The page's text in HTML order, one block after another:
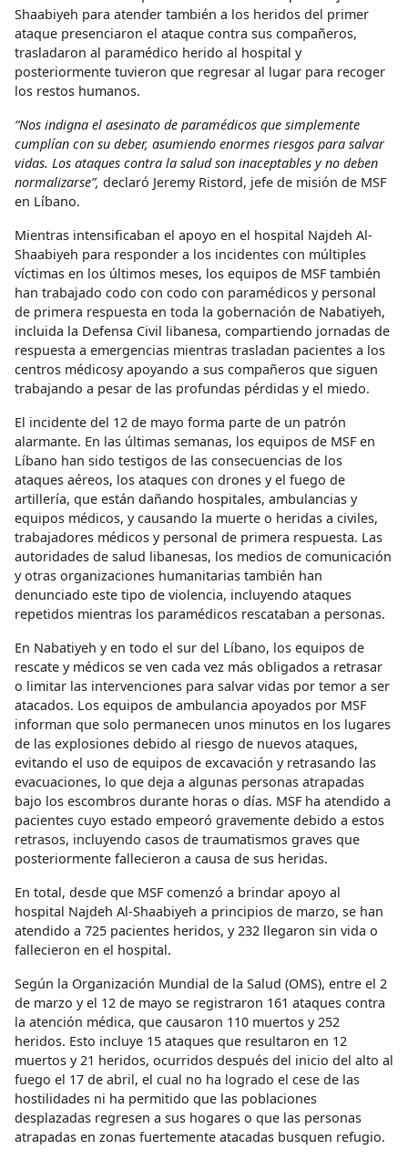
Shaabiyeh para atender también a los heridos del primer
ataque presenciaron el ataque contra sus compañeros,
trasladaron al paramédico herido al hospital y
posteriormente tuvieron que regresar al lugar para recoger
los restos humanos.
“Nos indigna el asesinato de paramédicos que simplemente
cumplían con su deber, asumiendo enormes riesgos para salvar
vidas. Los ataques contra la salud son inaceptables y no deben
normalizarse”, declaró Jeremy Ristord, jefe de misión de MSF
en Líbano.
Mientras intensificaban el apoyo en el hospital Najdeh Al-
Shaabiyeh para responder a los incidentes con múltiples
víctimas en los últimos meses, los equipos de MSF también
han trabajado codo con codo con paramédicos y personal
de primera respuesta en toda la gobernación de Nabatiyeh,
incluida la Defensa Civil libanesa, compartiendo jornadas de
respuesta a emergencias mientras trasladan pacientes a los
centros médicosy apoyando a sus compañeros que siguen
trabajando a pesar de las profundas pérdidas y el miedo.
El incidente del 12 de mayo forma parte de un patrón
alarmante. En las últimas semanas, los equipos de MSF en
Líbano han sido testigos de las consecuencias de los
ataques aéreos, los ataques con drones y el fuego de
artillería, que están dañando hospitales, ambulancias y
equipos médicos, y causando la muerte o heridas a civiles,
trabajadores médicos y personal de primera respuesta. Las
autoridades de salud libanesas, los medios de comunicación
y otras organizaciones humanitarias también han
denunciado este tipo de violencia, incluyendo ataques
repetidos mientras los paramédicos rescataban a personas.
En Nabatiyeh y en todo el sur del Líbano, los equipos de
rescate y médicos se ven cada vez más obligados a retrasar
o limitar las intervenciones para salvar vidas por temor a ser
atacados. Los equipos de ambulancia apoyados por MSF
informan que solo permanecen unos minutos en los lugares
de las explosiones debido al riesgo de nuevos ataques,
evitando el uso de equipos de excavación y retrasando las
evacuaciones, lo que deja a algunas personas atrapadas
bajo los escombros durante horas o días. MSF ha atendido a
pacientes cuyo estado empeoró gravemente debido a estos
retrasos, incluyendo casos de traumatismos graves que
posteriormente fallecieron a causa de sus heridas.
En total, desde que MSF comenzó a brindar apoyo al
hospital Najdeh Al-Shaabiyeh a principios de marzo, se han
atendido a 725 pacientes heridos, y 232 llegaron sin vida o
fallecieron en el hospital.
Según la Organización Mundial de la Salud (OMS), entre el 2
de marzo y el 12 de mayo se registraron 161 ataques contra
la atención médica, que causaron 110 muertos y 252
heridos. Esto incluye 15 ataques que resultaron en 12
muertos y 21 heridos, ocurridos después del inicio del alto al
fuego el 17 de abril, el cual no ha logrado el cese de las
hostilidades ni ha permitido que las poblaciones
desplazadas regresen a sus hogares o que las personas
atrapadas en zonas fuertemente atacadas busquen refugio.